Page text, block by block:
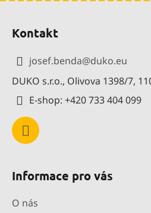
Kontakt
josef.benda@duko.eu
DUKO s.r.o., Olivova 1398/7,
E-shop: +420 733 404 099
Informace pro vás
O nás